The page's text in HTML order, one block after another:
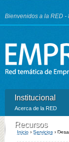
Bienvenidos a la RED -
Institucional
Acerca de la RED
Recursos
Recursos de la RED
Inicio › Servicios ›